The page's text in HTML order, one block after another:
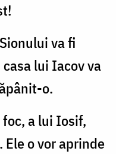
va fi
lui Iacov va
o.
foc, a lui Iosif,
o vor aprinde